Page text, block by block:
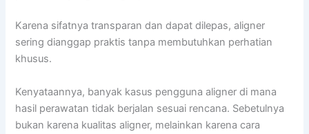
Karena sifatnya transparan dan dapat dilepas, aligner
sering dianggap praktis tanpa membutuhkan perhatian
khusus.
Kenyataannya, banyak kasus pengguna aligner di mana
hasil perawatan tidak berjalan sesuai rencana. Sebetulnya
bukan karena kualitas aligner, melainkan karena cara